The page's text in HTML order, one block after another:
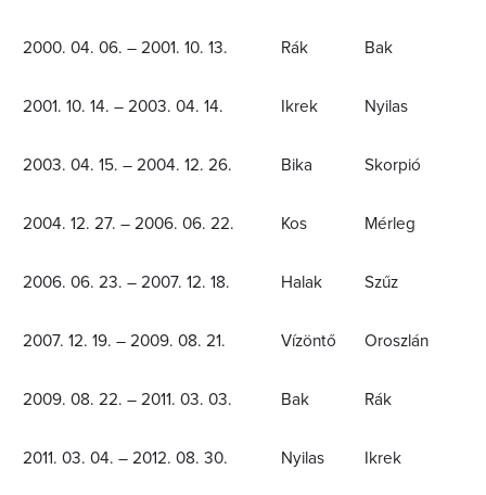
2000. 04. 06. – 2001. 10. 13. Rák Bak
2001. 10. 14. – 2003. 04. 14. Ikrek Nyilas
2003. 04. 15. – 2004. 12. 26. Bika Skorpió
2004. 12. 27. – 2006. 06. 22. Kos Mérleg
2006. 06. 23. – 2007. 12. 18. Halak Szűz
2007. 12. 19. – 2009. 08. 21. Vízöntő Oroszlán
2009. 08. 22. – 2011. 03. 03. Bak Rák
2011. 03. 04. – 2012. 08. 30. Nyilas Ikrek